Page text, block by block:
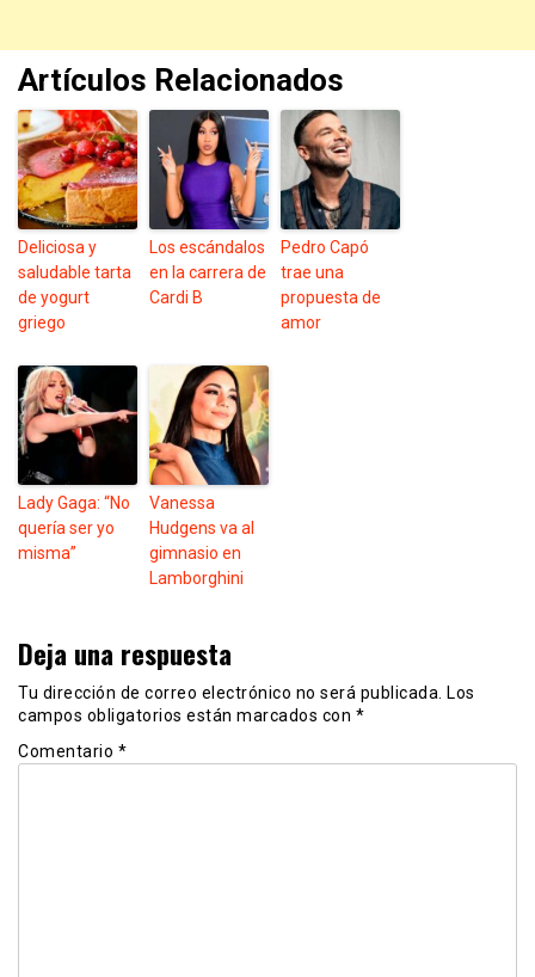
Artículos Relacionados
Deliciosa y
saludable tarta
de yogurt
griego
Los escándalos
en la carrera de
Cardi B
Pedro Capó
trae una
propuesta de
amor
Lady Gaga: “No
quería ser yo
misma”
Vanessa
Hudgens va al
gimnasio en
Lamborghini
Deja una respuesta
Tu dirección de correo electrónico no será publicada.
Los
campos obligatorios están marcados con *
Comentario *